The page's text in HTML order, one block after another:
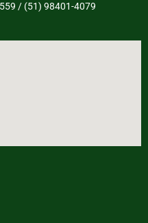
/ (51) 98401-4079